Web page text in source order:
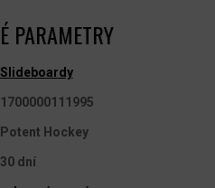
PARAMETRY
Slideboardy
1700000111995
Potent Hockey
30 dní